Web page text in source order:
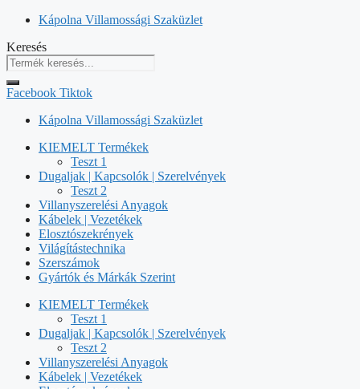
Kilépés
tartalomba
Kápolna Villamossági Szaküzlet
Keresés
Facebook Tiktok
Kápolna Villamossági Szaküzlet
KIEMELT Termékek
Teszt 1
Dugaljak | Kapcsolók | Szerelvények
Teszt 2
Villanyszerelési Anyagok
Kábelek | Vezetékek
Elosztószekrények
Világítástechnika
Szerszámok
Gyártók és Márkák Szerint
KIEMELT Termékek
Teszt 1
Dugaljak | Kapcsolók | Szerelvények
Teszt 2
Villanyszerelési Anyagok
Kábelek | Vezetékek